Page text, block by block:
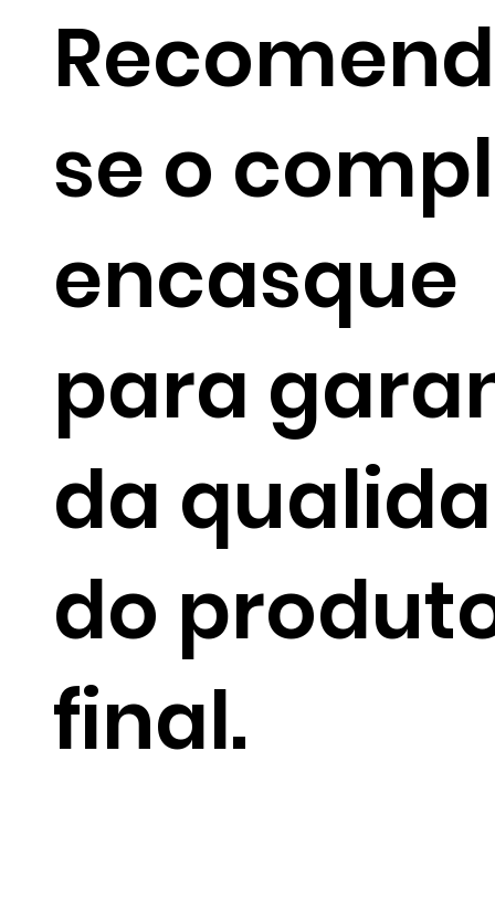
se o
encasque
para
da
do
final.